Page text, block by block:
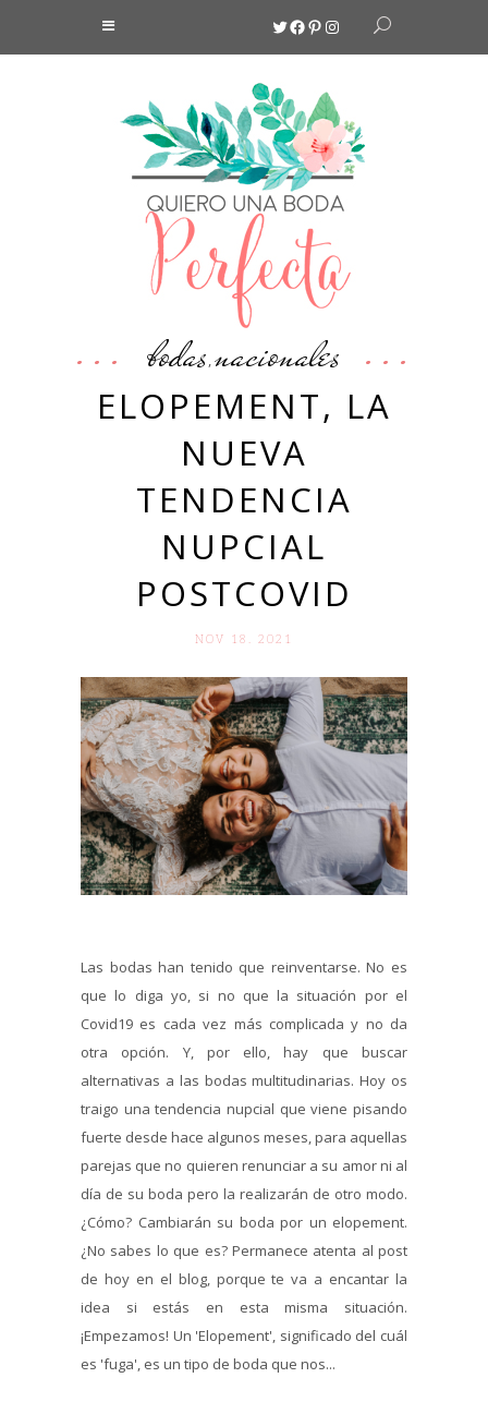
Twitter
Facebook
Pinterest
Instagram
bodas,nacionales
ELOPEMENT, LA
NUEVA
TENDENCIA
NUPCIAL
POSTCOVID
NOV 18. 2021
Las bodas han tenido que reinventarse. No es
que lo diga yo, si no que la situación por el
Covid19 es cada vez más complicada y no da
otra opción. Y, por ello, hay que buscar
alternativas a las bodas multitudinarias. Hoy os
traigo una tendencia nupcial que viene pisando
fuerte desde hace algunos meses, para aquellas
parejas que no quieren renunciar a su amor ni al
día de su boda pero la realizarán de otro modo.
¿Cómo? Cambiarán su boda por un elopement.
¿No sabes lo que es? Permanece atenta al post
de hoy en el blog, porque te va a encantar la
idea si estás en esta misma situación.
¡Empezamos! Un 'Elopement', significado del cuál
es 'fuga', es un tipo de boda que nos...